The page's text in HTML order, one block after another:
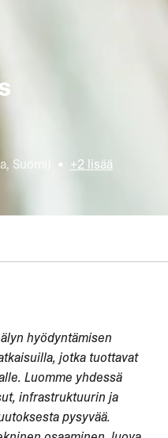
, Suomi • +2 lisää
hyödyntämisen
jotka tuottavat
Luomme yhdessä
infrastruktuurin ja
pysyvää.